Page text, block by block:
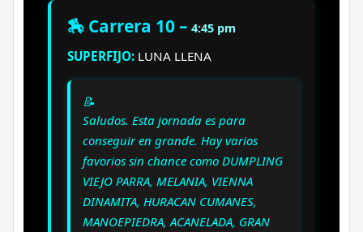
🏇 Carrera 10 – 4:45 pm
SUPERFIJO: LUNA LLENA
📝
Saludos. Esta jornada es para
conseguir en grande. Hay varios
favorios sin chance como DUMPLING
VIEJO PARRA, MELANIA, VIENNA
DINAMITA, HURACAN CUMANES,
MANOEPIEDRA, ACANELADA, GRAN